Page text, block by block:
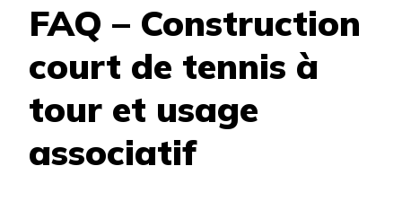
FAQ – Construction
court de tennis à
tour et usage
associatif